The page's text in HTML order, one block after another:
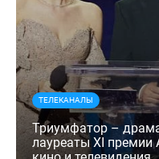
ТЕЛЕКАНАЛЫ
Триумфатор –
лауреаты XI премии